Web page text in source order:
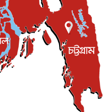
খুতবা : “কুরআন হোক জীবন দেখার
৭ আগস্ট, ২০২৬
এনওয়াইপিডির উচ্চপদস্থ কর্মকর্তা
৬ আগস্ট, ২০২৬
জুলাই স্মৃতি জাদুঘর
৬ আগস্ট, ২০২৬